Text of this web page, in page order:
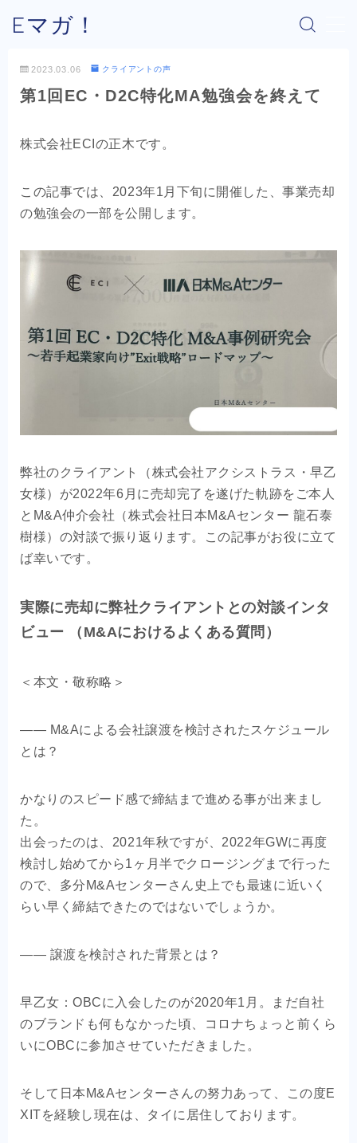
Eマガ！
Eマガ！とは？
最新コラム
公式メルマガ
OEM商品×Yahoo!
OEM商品×楽天
OEM商品×自社EC
2023.03.06 クライアントの声
第1回EC・D2C特化MA勉強会を終えて
株式会社ECIの正木です。
この記事では、2023年1月下旬に開催した、事業売却
の勉強会の一部を公開します。
弊社のクライアント（株式会社アクシストラス・早乙
女様）が2022年6月に売却完了を遂げた軌跡をご本人
とM&A仲介会社（株式会社日本M&Aセンター 龍石泰
樹様）の対談で振り返ります。この記事がお役に立て
ば幸いです。
実際に売却に弊社クライアントとの対談インタ
ビュー （M&Aにおけるよくある質問）
＜本文・敬称略＞
―― M&Aによる会社譲渡を検討されたスケジュール
とは？
かなりのスピード感で締結まで進める事が出来まし
た。
出会ったのは、2021年秋ですが、2022年GWに再度
検討し始めてから1ヶ月半でクロージングまで行った
ので、多分M&Aセンターさん史上でも最速に近いく
らい早く締結できたのではないでしょうか。
―― 譲渡を検討された背景とは？
早乙女：OBCに入会したのが2020年1月。まだ自社
のブランドも何もなかった頃、コロナちょっと前くら
いにOBCに参加させていただきました。
そして日本M&Aセンターさんの努力あって、この度E
XITを経験し現在は、タイに居住しております。